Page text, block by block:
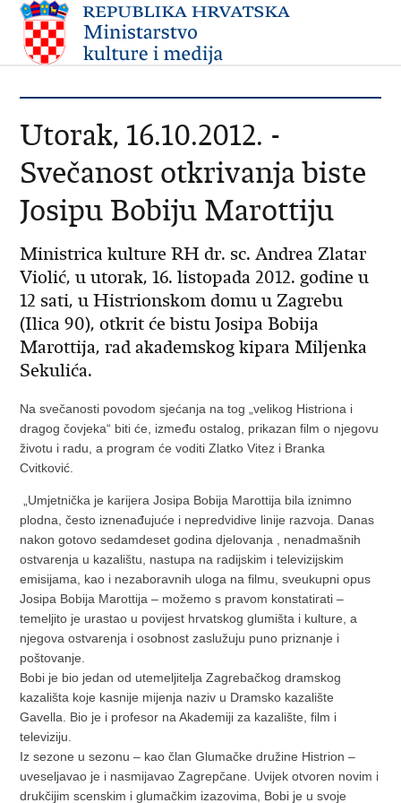
Utorak, 16.10.2012. -
Svečanost otkrivanja biste
Josipu Bobiju Marottiju
Ministrica kulture RH dr. sc. Andrea Zlatar
Violić, u utorak, 16. listopada 2012. godine u
12 sati, u Histrionskom domu u Zagrebu
(Ilica 90), otkrit će bistu Josipa Bobija
Marottija, rad akademskog kipara Miljenka
Sekulića.
Na svečanosti povodom sjećanja na tog „velikog Histriona i
dragog čovjeka“ biti će, između ostalog, prikazan film o njegovu
životu i radu, a program će voditi Zlatko Vitez i Branka
Cvitković.
„Umjetnička je karijera Josipa Bobija Marottija bila iznimno
plodna, često iznenađujuće i nepredvidive linije razvoja. Danas
nakon gotovo sedamdeset godina djelovanja , nenadmašnih
ostvarenja u kazalištu, nastupa na radijskim i televizijskim
emisijama, kao i nezaboravnih uloga na filmu, sveukupni opus
Josipa Bobija Marottija – možemo s pravom konstatirati –
temeljito je urastao u povijest hrvatskog glumišta i kulture, a
njegova ostvarenja i osobnost zaslužuju puno priznanje i
poštovanje.
Bobi je bio jedan od utemeljitelja Zagrebačkog dramskog
kazališta koje kasnije mijenja naziv u Dramsko kazalište
Gavella. Bio je i profesor na Akademiji za kazalište, film i
televiziju.
Iz sezone u sezonu – kao član Glumačke družine Histrion –
uveseljavao je i nasmijavao Zagrepčane. Uvijek otvoren novim i
drukčijim scenskim i glumačkim izazovima, Bobi je u svoje